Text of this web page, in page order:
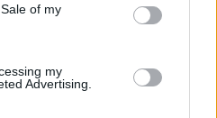
of my
my
Advertising.
A SZÉNCINEGÉK
KÖZÉP-EURÓPA